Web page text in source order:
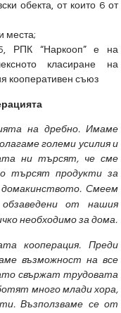
обекта, от които 6 от
места;
РПК “Наркооп” е на
класиране на
кооперативен съюз
на дребно. Имаме
големи усилия и
ни търсят, че сме
търсят продукти за
Смеем
от нашия
необходимо за дома.
кооперация. Преди
възможност на все
свържат трудовата
много млади хора,
Възползваме се от